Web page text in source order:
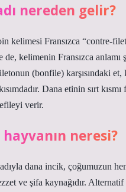
nereden gelir?
kelimesi Fransızca “contre-
de, kelimenin Fransızca anlamı
(bonfile) karşısındaki
Dana etinin sırt
verir.
hayvanın neresi?
dana incik, çoğumuzun
ve şifa kaynağıdır. Alternatif